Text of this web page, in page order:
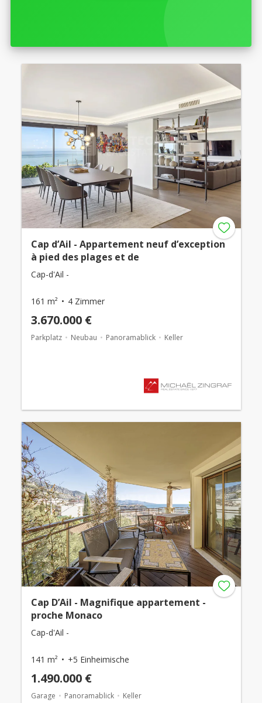
Cap d’Ail - Appartement neuf d’exception
à pied des plages et de
Cap-d'Ail -
161 m² 4 Zimmer
3.670.000 €
Parkplatz Neubau Panoramablick Keller
Cap D’Ail - Magnifique appartement -
proche Monaco
Cap-d'Ail -
141 m² +5 Einheimische
1.490.000 €
Garage Panoramablick Keller